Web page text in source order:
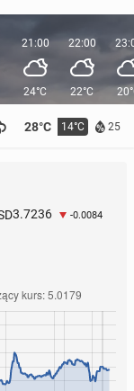
28°C 14°C 25
21:00
24°C
22:00
22°C
3.7236 -0.0084